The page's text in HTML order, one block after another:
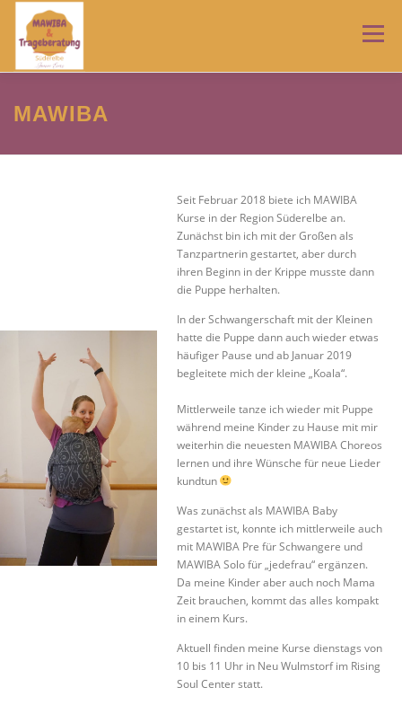
Zum
Inhalt
springen
Menü
HOME TRAGEBERATUNG
DATENSCHUTZERKLÄRUNG
MAWIBA
Seit Februar 2018 biete ich MAWIBA
Kurse in der Region Süderelbe an.
Zunächst bin ich mit der Großen als
Tanzpartnerin gestartet, aber durch
ihren Beginn in der Krippe musste dann
die Puppe herhalten.
In der Schwangerschaft mit der Kleinen
hatte die Puppe dann auch wieder etwas
häufiger Pause und ab Januar 2019
begleitete mich der kleine „Koala“.
Mittlerweile tanze ich wieder mit Puppe
während meine Kinder zu Hause mit mir
weiterhin die neuesten MAWIBA Choreos
lernen und ihre Wünsche für neue Lieder
kundtun
Was zunächst als MAWIBA Baby
gestartet ist, konnte ich mittlerweile auch
mit MAWIBA Pre für Schwangere und
MAWIBA Solo für „jedefrau“ ergänzen.
Da meine Kinder aber auch noch Mama
Zeit brauchen, kommt das alles kompakt
in einem Kurs.
Aktuell finden meine Kurse dienstags von
10 bis 11 Uhr in Neu Wulmstorf im Rising
Soul Center statt.